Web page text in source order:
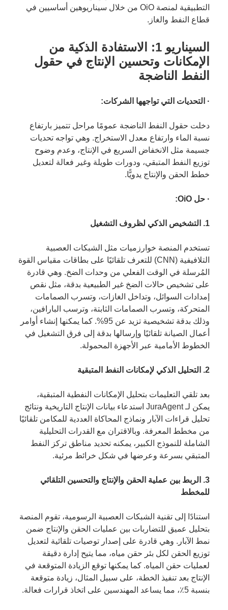
التطبيقية لمنصة OiO من خلال سيناريوهين أساسيين في
قطاع النفط والغاز.
السيناريو 1: الاستفادة الذكية من
الإمكانات وتحسين الإنتاج في حقول
النفط الناضجة
· التحديات التي تواجهها الشركات:
دخلت حقول النفط الناضجة عمومًا مراحل تتميز بارتفاع
نسبة الماء وارتفاع معدل الاستخراج. وهي تواجه تحديات
جسيمة مثل الانخفاض السريع في الإنتاج، وعدم وضوح
توزيع النفط المتبقي، ودورات طويلة وغير فعالة لتعديل
خطط الحقن والإنتاج يدويًّا.
· حل OiO:
1. التشخيص الذكي لظروف التشغيل
تستخدم المنصة خوارزميات مثل الشبكات العصبية
التلافيفية (CNN) للتعرف تلقائيًا على بطاقات مقياس القوة
المُرسلة في الوقت الفعلي من وحدات الضخ. وهي قادرة
على تشخيص حالات الضخ غير الطبيعية بدقة، مثل نقص
إمدادات السوائل، وتداخل الغازات، وتسرب الصمامات
المتحركة، وتسرب الصمامات الثابتة، وترسب البارافين،
وذلك بدقة تشخيصية تزيد عن 95%. كما يمكنها إنشاء أوامر
أعمال الصيانة تلقائيًا وإرسالها بدقة إلى فرق التشغيل في
الخطوط الأمامية عبر الأجهزة المحمولة.
2. التحليل الذكي لإمكانات النفط المتبقية
بعد تلقي التعليمات بتحليل الإمكانات النفطية المتبقية،
يمكن لـ JuraAgent استدعاء بيانات الإنتاج التاريخية ونتائج
تحليل قراءات الآبار ونماذج المحاكاة العددية للمكامن تلقائيًا
من مخطط المعرفة. وبالاقتران مع القدرات التحليلية
الشاملة للنموذج الكبير، يمكنه تحديد مناطق تركز النفط
المتبقي بسرعة وعرضها في شكل خرائط مرئية.
3. الربط بين عملية الحقن والإنتاج والتحسين التلقائي
للمخطط
استنادًا إلى تقنية الشبكات العصبية الرسومية، تقوم المنصة
بتحليل عميق للتضاربات بين عمليات الحقن والإنتاج ضمن
نمط الآبار. وهي قادرة على إصدار توصيات تلقائية لتعديل
توزيع الحقن لكل بئر حقن مياه، مما يتيح إدارة دقيقة
لعمليات حقن المياه. كما يمكنها توقع الزيادة المتوقعة في
الإنتاج بعد تنفيذ الخطة، على سبيل المثال، زيادة متوقعة
بنسبة 5٪، مما يساعد المهندسين على اتخاذ قرارات فعالة.